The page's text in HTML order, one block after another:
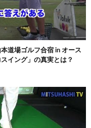
道場ゴルフ合宿 in オース
イング」の真実とは？